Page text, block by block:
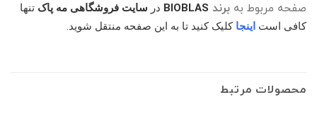
صفحه مربوط به برند BIOBLAS در سایت فروشگاهی مه پاک تنها
کافی است اینجا کلیک کنید تا به این صفحه منتقل شوید.
محصولات مرتبط